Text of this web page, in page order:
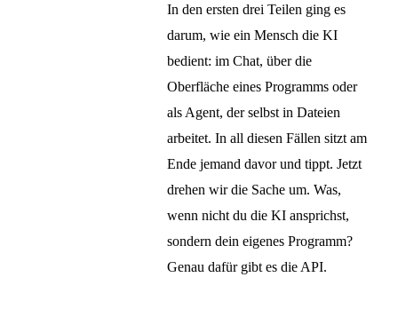
In den ersten drei Teilen ging es
darum, wie ein Mensch die KI
bedient: im Chat, über die
Oberfläche eines Programms oder
als Agent, der selbst in Dateien
arbeitet. In all diesen Fällen sitzt am
Ende jemand davor und tippt. Jetzt
drehen wir die Sache um. Was,
wenn nicht du die KI ansprichst,
sondern dein eigenes Programm?
Genau dafür gibt es die API.